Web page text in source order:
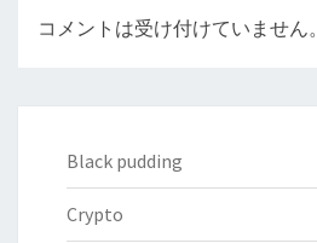
コメントは受け付けていません。
Black pudding
Crypto